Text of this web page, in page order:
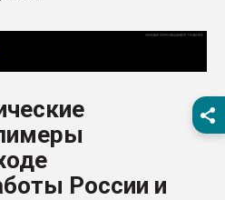
первый план в
28.07.2026
ситуацией на
бутылок
России и